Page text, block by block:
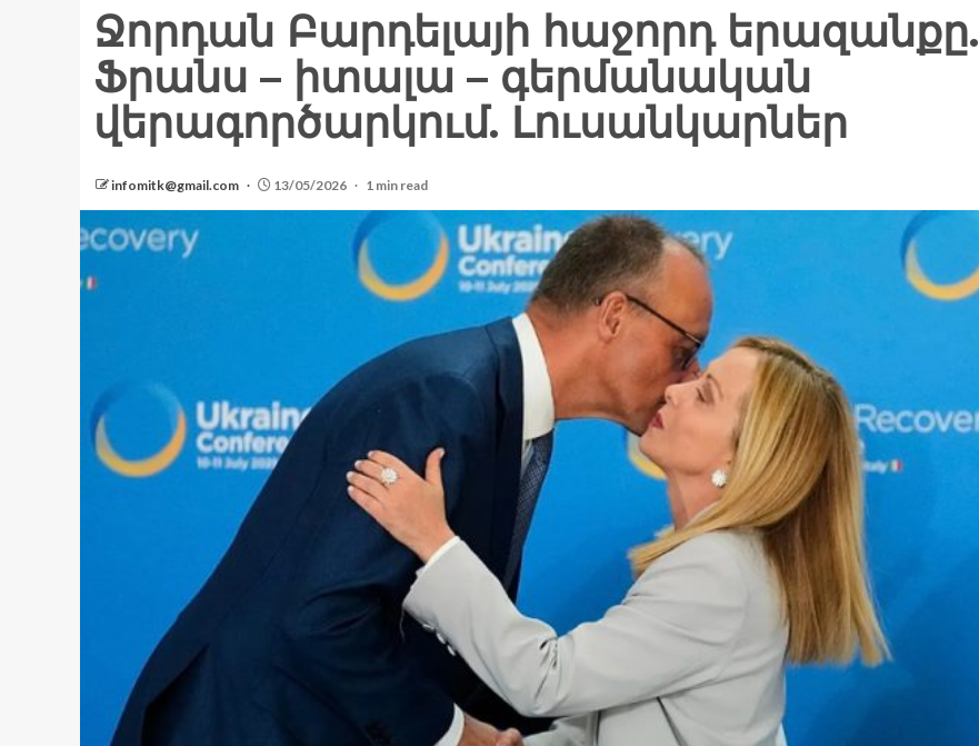
Ջորդան Բարդելայի հաջորդ երազանքը.
Ֆրանս – իտալա – գերմանական
վերագործարկում. Լուսանկարներ
infomitk@gmail.com 13/05/2026 1 min read